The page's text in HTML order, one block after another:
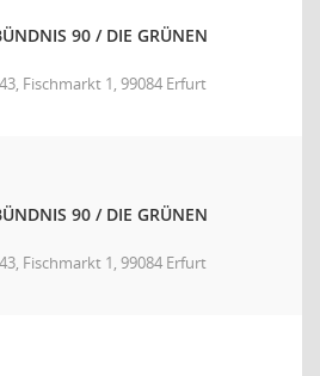
90 / DIE GRÜNEN
Fischmarkt 1, 99084 Erfurt
90 / DIE GRÜNEN
Fischmarkt 1, 99084 Erfurt